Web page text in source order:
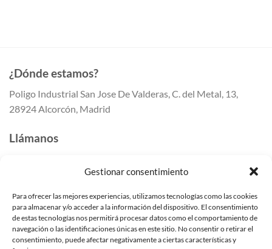
Gestionar consentimiento
Para ofrecer las mejores experiencias, utilizamos tecnologías como las cookies
para almacenar y/o acceder a la información del dispositivo. El consentimiento
de estas tecnologías nos permitirá procesar datos como el comportamiento de
navegación o las identificaciones únicas en este sitio. No consentir o retirar el
consentimiento, puede afectar negativamente a ciertas características y
¿Dónde estamos?
Poligo Industrial San Jose De Valderas, C. del Metal, 13,
28924 Alcorcón, Madrid
Llámanos
Escríbenos
info@mundomampara.com